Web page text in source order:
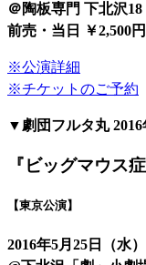
＠陶板専門 下北沢18
前売・当日 ￥2,500
※公演詳細
※チケットのご予約
▼劇団フルタ丸
『ビッグマウス
【東京公演】
2016年5月25日（水）